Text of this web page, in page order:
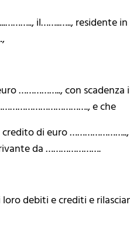
il……..….., residente
…………….., con
e che
di euro …………………..,
da ………………….
debiti e crediti e